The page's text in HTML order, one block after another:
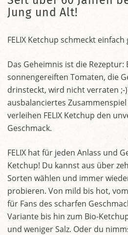
Jung und Alt!
FELIX Ketchup schmeckt
Das Geheimnis ist die Rezeptur:
sonnengereiften Tomaten, die
drinsteckt, wird nicht verraten ;-
ausbalanciertes
verleihen FELIX Ketchup den
Geschmack.
FELIX hat für jeden Anlass und
Ketchup! Du kannst aus über
Sorten wählen und immer
probieren. Von mild bis hot,
für Fans des scharfen
Variante bis hin zum Bio-
und weniger Salz. Oder du